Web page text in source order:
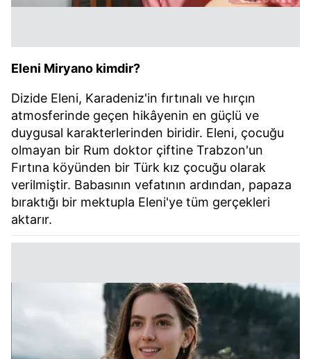
Eleni Miryano kimdir?
Dizide Eleni, Karadeniz'in fırtınalı ve hırçın
atmosferinde geçen hikâyenin en güçlü ve
duygusal karakterlerinden biridir. Eleni, çocuğu
olmayan bir Rum doktor çiftine Trabzon'un
Fırtına köyünden bir Türk kız çocuğu olarak
verilmiştir. Babasının vefatının ardından, papaza
bıraktığı bir mektupla Eleni'ye tüm gerçekleri
aktarır.